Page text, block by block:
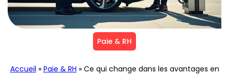
Paie & RH
Accueil » Paie & RH » Ce qui change dans les avantages en